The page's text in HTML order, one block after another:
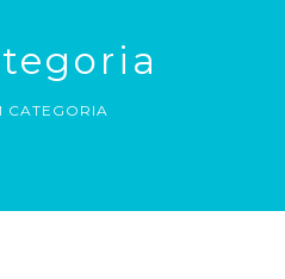
CATEGORIA